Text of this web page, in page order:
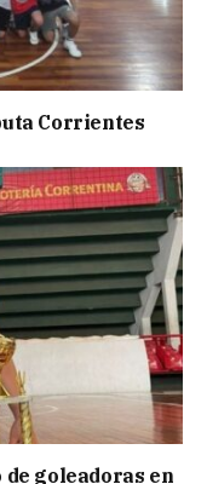
Corrientes
goleadoras en